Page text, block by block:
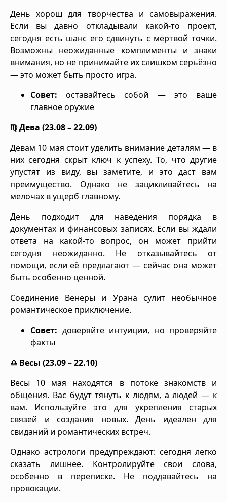
День хорош для творчества и самовыражения.
Если вы давно откладывали какой-то проект,
сегодня есть шанс его сдвинуть с мёртвой точки.
Возможны неожиданные комплименты и знаки
внимания, но не принимайте их слишком серьёзно
— это может быть просто игра.
Совет: оставайтесь собой — это ваше
главное оружие
♍ Дева (23.08 – 22.09)
Девам 10 мая стоит уделить внимание деталям — в
них сегодня скрыт ключ к успеху. То, что другие
упустят из виду, вы заметите, и это даст вам
преимущество. Однако не зацикливайтесь на
мелочах в ущерб главному.
День подходит для наведения порядка в
документах и финансовых записях. Если вы ждали
ответа на какой-то вопрос, он может прийти
сегодня неожиданно. Не отказывайтесь от
помощи, если её предлагают — сейчас она может
быть особенно ценной.
Соединение Венеры и Урана сулит необычное
романтическое приключение.
Совет: доверяйте интуиции, но проверяйте
факты
♎ Весы (23.09 – 22.10)
Весы 10 мая находятся в потоке знакомств и
общения. Вас будут тянуть к людям, а людей — к
вам. Используйте это для укрепления старых
связей и создания новых. День идеален для
свиданий и романтических встреч.
Однако астрологи предупреждают: сегодня легко
сказать лишнее. Контролируйте свои слова,
особенно в переписке. Не поддавайтесь на
провокации.